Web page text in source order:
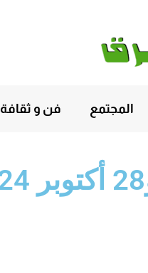
المجتمع فن و ثقافة